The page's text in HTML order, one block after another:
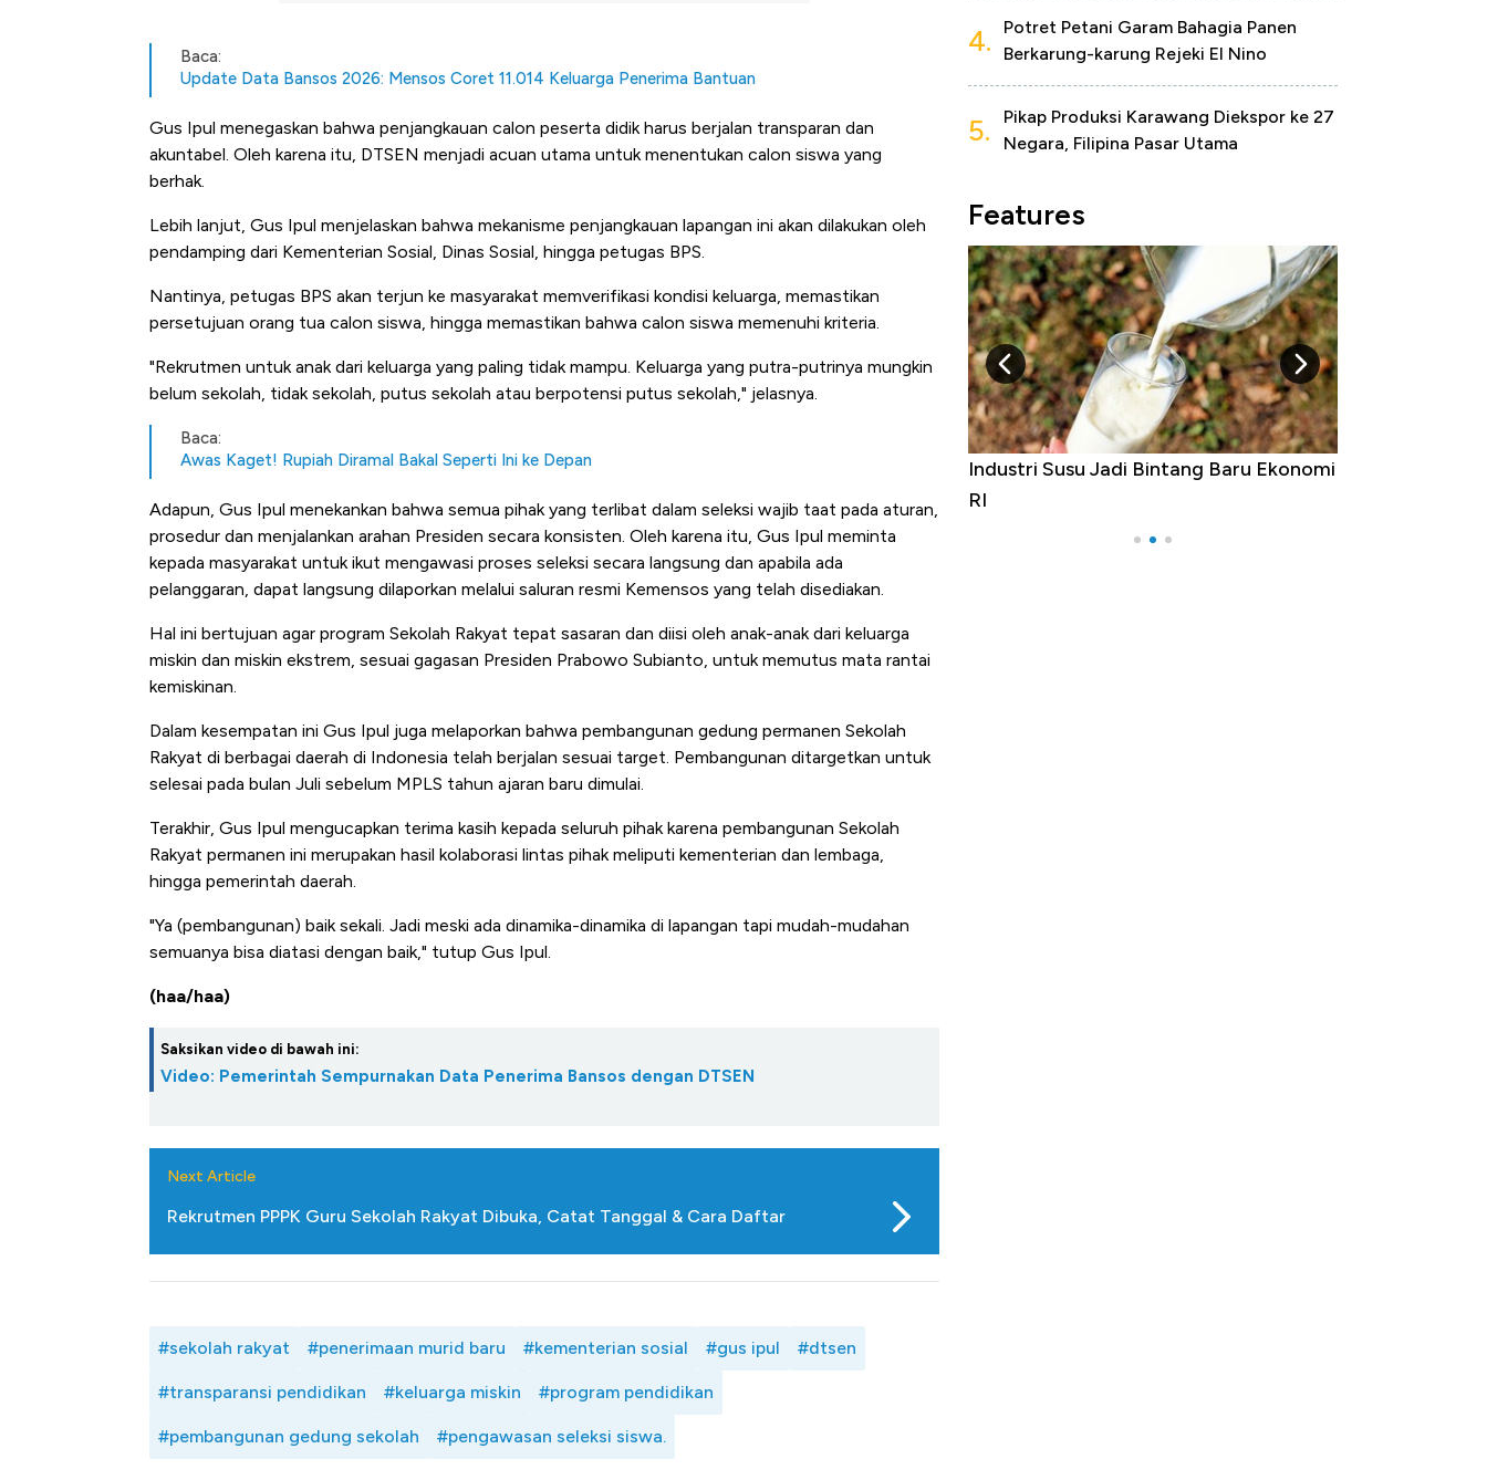
Baca:
Update Data Bansos 2026: Mensos Coret 11.014 Keluarga Penerima Bantuan
Gus Ipul menegaskan bahwa penjangkauan calon peserta didik harus berjalan transparan dan
akuntabel. Oleh karena itu, DTSEN menjadi acuan utama untuk menentukan calon siswa yang
berhak.
Lebih lanjut, Gus Ipul menjelaskan bahwa mekanisme penjangkauan lapangan ini akan dilakukan oleh
pendamping dari Kementerian Sosial, Dinas Sosial, hingga petugas BPS.
Nantinya, petugas BPS akan terjun ke masyarakat memverifikasi kondisi keluarga, memastikan
persetujuan orang tua calon siswa, hingga memastikan bahwa calon siswa memenuhi kriteria.
"Rekrutmen untuk anak dari keluarga yang paling tidak mampu. Keluarga yang putra-putrinya mungkin
belum sekolah, tidak sekolah, putus sekolah atau berpotensi putus sekolah," jelasnya.
Baca:
Awas Kaget! Rupiah Diramal Bakal Seperti Ini ke Depan
Adapun, Gus Ipul menekankan bahwa semua pihak yang terlibat dalam seleksi wajib taat pada aturan,
prosedur dan menjalankan arahan Presiden secara konsisten. Oleh karena itu, Gus Ipul meminta
kepada masyarakat untuk ikut mengawasi proses seleksi secara langsung dan apabila ada
pelanggaran, dapat langsung dilaporkan melalui saluran resmi Kemensos yang telah disediakan.
Hal ini bertujuan agar program Sekolah Rakyat tepat sasaran dan diisi oleh anak-anak dari keluarga
miskin dan miskin ekstrem, sesuai gagasan Presiden Prabowo Subianto, untuk memutus mata rantai
kemiskinan.
Dalam kesempatan ini Gus Ipul juga melaporkan bahwa pembangunan gedung permanen Sekolah
Rakyat di berbagai daerah di Indonesia telah berjalan sesuai target. Pembangunan ditargetkan untuk
selesai pada bulan Juli sebelum MPLS tahun ajaran baru dimulai.
Terakhir, Gus Ipul mengucapkan terima kasih kepada seluruh pihak karena pembangunan Sekolah
Rakyat permanen ini merupakan hasil kolaborasi lintas pihak meliputi kementerian dan lembaga,
hingga pemerintah daerah.
"Ya (pembangunan) baik sekali. Jadi meski ada dinamika-dinamika di lapangan tapi mudah-mudahan
semuanya bisa diatasi dengan baik," tutup Gus Ipul.
(haa/haa)
Saksikan video di bawah ini:
Video: Pemerintah Sempurnakan Data Penerima Bansos dengan DTSEN
Next Article
Rekrutmen PPPK Guru Sekolah Rakyat Dibuka, Catat Tanggal & Cara Daftar
#sekolah rakyat #penerimaan murid baru #kementerian sosial #gus ipul #dtsen
#transparansi pendidikan #keluarga miskin #program pendidikan
#pembangunan gedung sekolah #pengawasan seleksi siswa.
4.
Potret Petani Garam Bahagia Panen
Berkarung-karung Rejeki El Nino
5.
Pikap Produksi Karawang Diekspor ke 27
Negara, Filipina Pasar Utama
Features
Alas Kaki Tumbuh Double Digit
Industri Susu Jadi Bintang Baru Ekonomi
RI